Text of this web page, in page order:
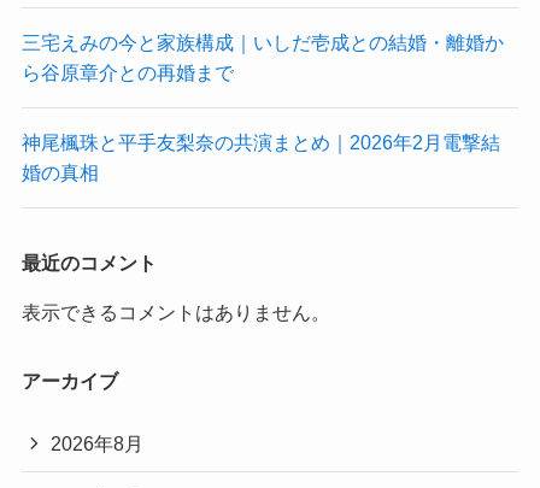
三宅えみの今と家族構成｜いしだ壱成との結婚・離婚か
ら谷原章介との再婚まで
神尾楓珠と平手友梨奈の共演まとめ｜2026年2月電撃結
婚の真相
最近のコメント
表示できるコメントはありません。
アーカイブ
2026年8月